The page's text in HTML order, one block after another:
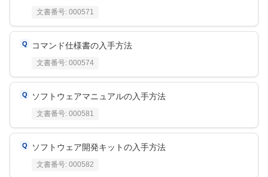
文書番号: 000571
コマンド仕様書の入手方法
文書番号: 000574
ソフトウェアマニュアルの入手方法
文書番号: 000581
ソフトウェア開発キットの入手方法
文書番号: 000582